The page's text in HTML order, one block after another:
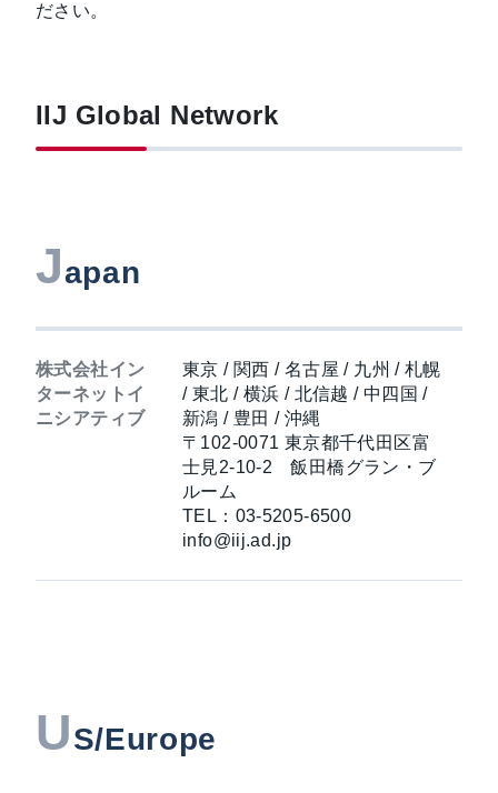
ださい。
IIJ Global Network
Japan
株式会社イン
ターネットイ
ニシアティブ
東京 / 関西 / 名古屋 / 九州 / 札幌
/ 東北 / 横浜 / 北信越 / 中四国 /
新潟 / 豊田 / 沖縄
〒102-0071 東京都千代田区富
士見2-10-2 飯田橋グラン・ブ
ルーム
TEL：03-5205-6500
info@iij.ad.jp
US/Europe